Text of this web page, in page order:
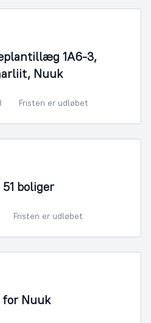
1A6-3,
Nuuk
Fristen er udløbet
boliger
Fristen er udløbet
Nuuk